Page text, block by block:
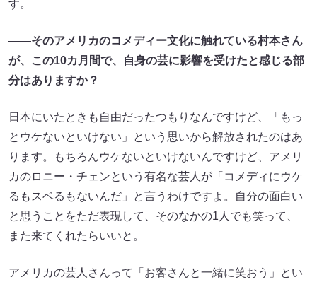
す。
――そのアメリカのコメディー文化に触れている村本さん
が、この10カ月間で、自身の芸に影響を受けたと感じる部
分はありますか？
日本にいたときも自由だったつもりなんですけど、「もっ
とウケないといけない」という思いから解放されたのはあ
ります。もちろんウケないといけないんですけど、アメリ
カのロニー・チェンという有名な芸人が「コメディにウケ
るもスベるもないんだ」と言うわけですよ。自分の面白い
と思うことをただ表現して、そのなかの1人でも笑って、
また来てくれたらいいと。
アメリカの芸人さんって「お客さんと一緒に笑おう」とい